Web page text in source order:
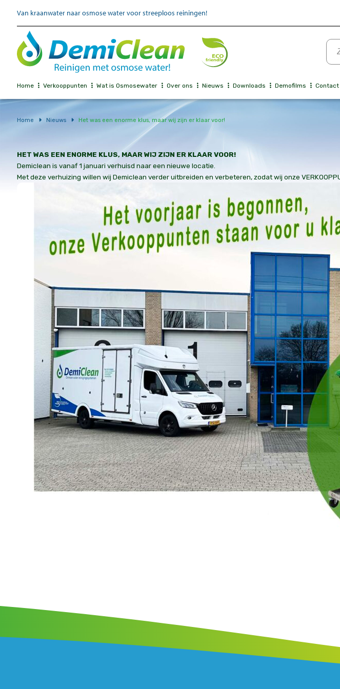
Van kraanwater naar osmose water voor streeploos reiningen!
Home Verkooppunten Wat is Osmosewater Over ons Nieuws Downloads Demofilms Contact
Home Nieuws Het was een enorme klus, maar wij zijn er klaar voor!
HET WAS EEN ENORME KLUS, MAAR WIJ ZIJN ER KLAAR VOOR!
Demiclean is vanaf 1 januari verhuisd naar een nieuwe locatie.
Met deze verhuizing willen wij Demiclean verder uitbreiden en verbeteren, zodat wij onze